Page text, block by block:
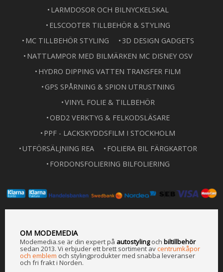
LARMDOSOR OCH BILNYCKELSKAL
ELSCOOTER TILLBEHÖR & STYLING
MC TILLBEHÖR STYLING
3D DESIGN GADGETS
NATTLAMPOR MED BILMÄRKEN MC DISNEY OSV
HYDRO DIPPING VATTEN TRANSFER FILM
GPS SPÅRNING & SPION UTRUSTNING
VINYL FOLIE & TILLBEHÖR
OBD2 VERKTYG & FELKODSLÄSARE
PPF - LACKSKYDDSFILM I STOCKHOLM
UTFÖRSÄLJNING REA
FOLIERA BIL FÄRGKARTOR
FORDONSFOLIERING BILFOLIERING
OM MODEMEDIA
Modemedia.se är din expert på autostylingoch biltillbehör
sedan 2013. Vi erbjuder ett brett sortiment avcentrumkåpor
och emblem och stylingprodukter med snabba leveranser
och fri frakt i Norden.